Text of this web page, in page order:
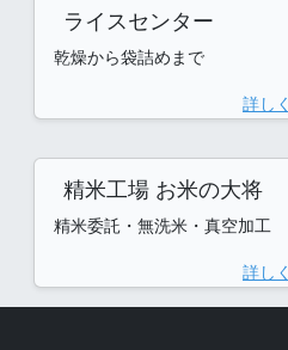
ライスセンター
乾燥から袋詰めまで
詳しく
精米工場 お米の大将
精米委託・無洗米・真空加工
詳しく